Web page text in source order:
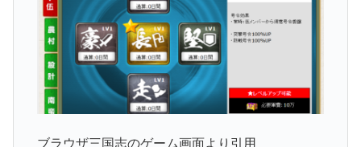
ブラウザ三国志のゲーム画面より引用